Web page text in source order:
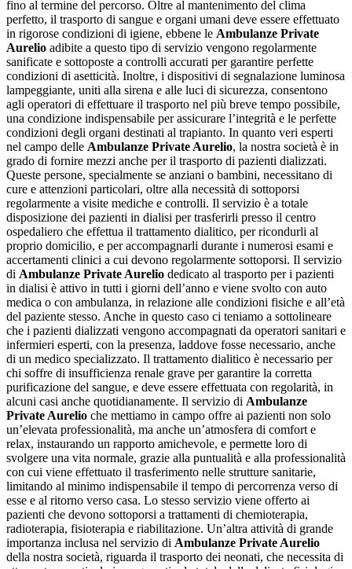
fino al termine del percorso. Oltre al mantenimento del clima
perfetto, il trasporto di sangue e organi umani deve essere effettuato
in rigorose condizioni di igiene, ebbene le Ambulanze Private
Aurelio adibite a questo tipo di servizio vengono regolarmente
sanificate e sottoposte a controlli accurati per garantire perfette
condizioni di asetticità. Inoltre, i dispositivi di segnalazione luminosa
lampeggiante, uniti alla sirena e alle luci di sicurezza, consentono
agli operatori di effettuare il trasporto nel più breve tempo possibile,
una condizione indispensabile per assicurare l’integrità e le perfette
condizioni degli organi destinati al trapianto. In quanto veri esperti
nel campo delle Ambulanze Private Aurelio, la nostra società è in
grado di fornire mezzi anche per il trasporto di pazienti dializzati.
Queste persone, specialmente se anziani o bambini, necessitano di
cure e attenzioni particolari, oltre alla necessità di sottoporsi
regolarmente a visite mediche e controlli. Il servizio è a totale
disposizione dei pazienti in dialisi per trasferirli presso il centro
ospedaliero che effettua il trattamento dialitico, per ricondurli al
proprio domicilio, e per accompagnarli durante i numerosi esami e
accertamenti clinici a cui devono regolarmente sottoporsi. Il servizio
di Ambulanze Private Aurelio dedicato al trasporto per i pazienti
in dialisi è attivo in tutti i giorni dell’anno e viene svolto con auto
medica o con ambulanza, in relazione alle condizioni fisiche e all’età
del paziente stesso. Anche in questo caso ci teniamo a sottolineare
che i pazienti dializzati vengono accompagnati da operatori sanitari e
infermieri esperti, con la presenza, laddove fosse necessario, anche
di un medico specializzato. Il trattamento dialitico è necessario per
chi soffre di insufficienza renale grave per garantire la corretta
purificazione del sangue, e deve essere effettuata con regolarità, in
alcuni casi anche quotidianamente. Il servizio di Ambulanze
Private Aurelio che mettiamo in campo offre ai pazienti non solo
un’elevata professionalità, ma anche un’atmosfera di comfort e
relax, instaurando un rapporto amichevole, e permette loro di
svolgere una vita normale, grazie alla puntualità e alla professionalità
con cui viene effettuato il trasferimento nelle strutture sanitarie,
limitando al minimo indispensabile il tempo di percorrenza verso di
esse e al ritorno verso casa. Lo stesso servizio viene offerto ai
pazienti che devono sottoporsi a trattamenti di chemioterapia,
radioterapia, fisioterapia e riabilitazione. Un’altra attività di grande
importanza inclusa nel servizio di Ambulanze Private Aurelio
della nostra società, riguarda il trasporto dei neonati, che necessita di